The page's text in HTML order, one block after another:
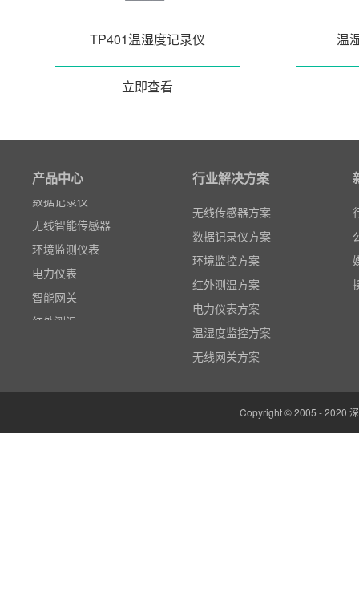
TP401温湿度记录仪
立即查看
温
产品中心
数据记录仪
无线智能传感器
环境监测仪表
电力仪表
智能网关
红外测温
多路温度记录仪
温湿度监控系统
行业解决方案
无线传感器方案
数据记录仪方案
环境监控方案
红外测温方案
电力仪表方案
温湿度监控方案
无线网关方案
Copyright © 2005 - 2020